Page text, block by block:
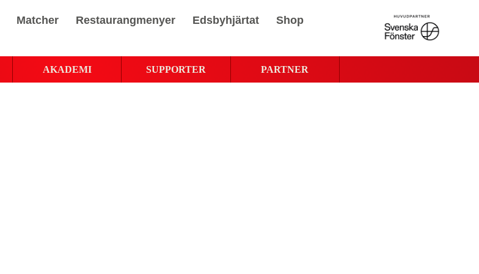
Matcher Restaurangmenyer Edsbyhjärtat
Shop
AKADEMI SUPPORTER PARTNER